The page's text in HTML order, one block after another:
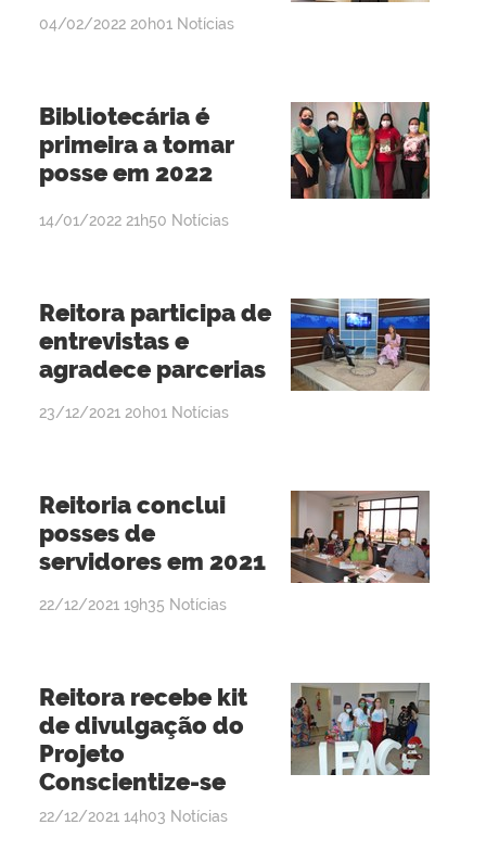
por
Oliveira
publicado
04/02/2022 20h01 Notícias
Bibliotecária é
primeira a tomar
posse em 2022
por
publicado
14/01/2022 21h50 Notícias
Reitora participa de
entrevistas e
agradece parcerias
por
publicado
23/12/2021 20h01 Notícias
Reitoria conclui
posses de
servidores em 2021
por
publicado
22/12/2021 19h35 Notícias
Reitora recebe kit
de divulgação do
Projeto
Conscientize-se
por
publicado
22/12/2021 14h03 Notícias